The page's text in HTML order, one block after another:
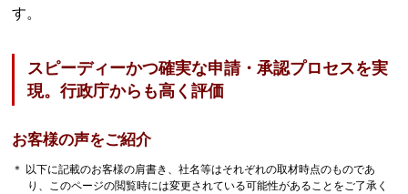
す。
スピーディーかつ確実な申請・承認プロセスを実
現。行政庁からも高く評価
お客様の声をご紹介
＊ 以下に記載のお客様の肩書き、社名等はそれぞれの取材時点のものであ
り、このページの閲覧時には変更されている可能性があることをご了承く